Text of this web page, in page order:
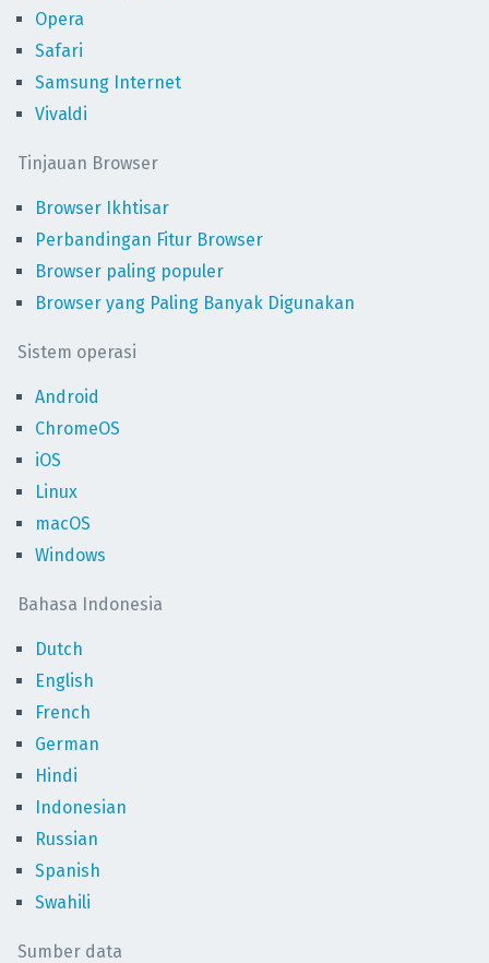
Opera
Safari
Samsung Internet
Vivaldi
Tinjauan Browser
Browser Ikhtisar
Perbandingan Fitur Browser
Browser paling populer
Browser yang Paling Banyak Digunakan
Sistem operasi
Android
ChromeOS
iOS
Linux
macOS
Windows
Bahasa Indonesia
Dutch
English
French
German
Hindi
Indonesian
Russian
Spanish
Swahili
Sumber data